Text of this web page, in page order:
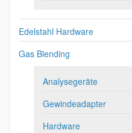
Edelstahl Hardware
Gas Blending
Analysegeräte
Gewindeadapter
Hardware